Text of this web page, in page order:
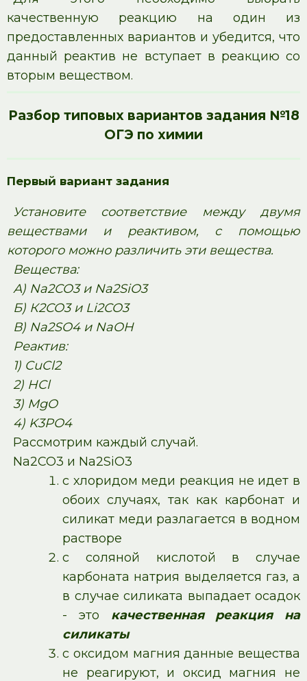
качественную реакцию на один из
предоставленных вариантов и убедится, что
данный реактив не вступает в реакцию со
вторым веществом.
Разбор типовых вариантов задания №18
ОГЭ по химии
Первый вариант задания
Установите соответствие между двумя
веществами и реактивом, с помощью
которого можно различить эти вещества.
Вещества:
А) Na2CO3 и Na2SiO3
Б) К2CO3 и Li2CO3
В) Na2SO4 и NaOH
Реактив:
1) CuCl2
2) HCl
3) MgO
4) K3PO4
Рассмотрим каждый случай.
Na2CO3 и Na2SiO3
с хлоридом меди реакция не идет в
обоих случаях, так как карбонат и
силикат меди разлагается в водном
растворе
с соляной кислотой в случае
карбоната натрия выделяется газ, а
в случае силиката выпадает осадок
- это качественная реакция на
силикаты
с оксидом магния данные вещества
не реагируют, и оксид магния не